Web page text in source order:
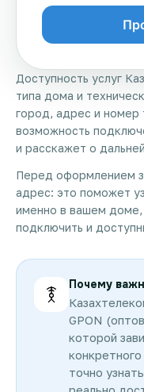
Доступность услуг
типа дома и
город, адрес и номер
возможность
и расскажет о
Перед оформлением
адрес: это поможет
именно в вашем
подключить и
Почему
GPON
которой
точно